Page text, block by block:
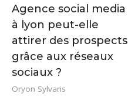
Agence social media
à lyon peut-elle
attirer des prospects
grâce aux réseaux
sociaux ?
Oryon Sylvaris